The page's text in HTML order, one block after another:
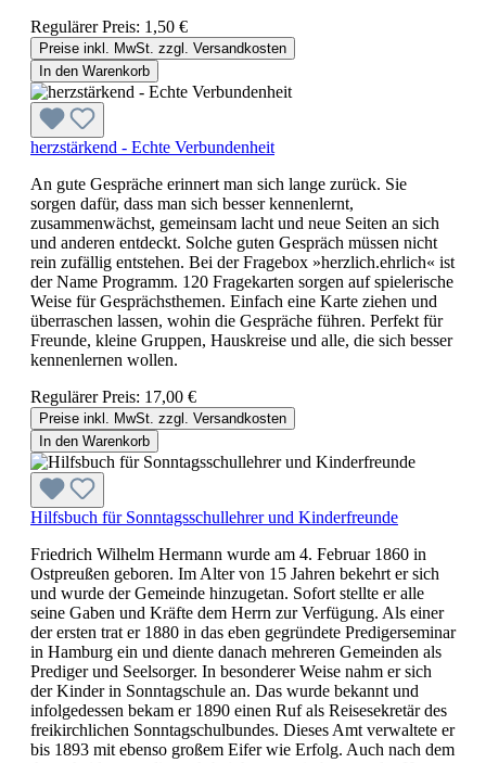
Regulärer Preis: 1,50 €
Preise inkl. MwSt. zzgl. Versandkosten
In den Warenkorb
herzstärkend - Echte Verbundenheit
An gute Gespräche erinnert man sich lange zurück. Sie
sorgen dafür, dass man sich besser kennenlernt,
zusammenwächst, gemeinsam lacht und neue Seiten an sich
und anderen entdeckt. Solche guten Gespräch müssen nicht
rein zufällig entstehen. Bei der Fragebox »herzlich.ehrlich« ist
der Name Programm. 120 Fragekarten sorgen auf spielerische
Weise für Gesprächsthemen. Einfach eine Karte ziehen und
überraschen lassen, wohin die Gespräche führen. Perfekt für
Freunde, kleine Gruppen, Hauskreise und alle, die sich besser
kennenlernen wollen.
Regulärer Preis: 17,00 €
Preise inkl. MwSt. zzgl. Versandkosten
In den Warenkorb
Hilfsbuch für Sonntagsschullehrer und Kinderfreunde
Friedrich Wilhelm Hermann wurde am 4. Februar 1860 in
Ostpreußen geboren. Im Alter von 15 Jahren bekehrt er sich
und wurde der Gemeinde hinzugetan. Sofort stellte er alle
seine Gaben und Kräfte dem Herrn zur Verfügung. Als einer
der ersten trat er 1880 in das eben gegründete Predigerseminar
in Hamburg ein und diente danach mehreren Gemeinden als
Prediger und Seelsorger. In besonderer Weise nahm er sich
der Kinder in Sonntagschule an. Das wurde bekannt und
infolgedessen bekam er 1890 einen Ruf als Reisesekretär des
freikirchlichen Sonntagschulbundes. Dieses Amt verwaltete er
bis 1893 mit ebenso großem Eifer wie Erfolg. Auch nach dem